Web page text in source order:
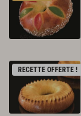
RECETTE OFFERTE !